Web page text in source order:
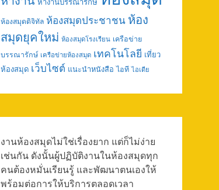
หางานบรรณารักษ์
ห้องสมุดดิจิทัล ห้องสมุดประชาชน ห้อง
สมุดยุคใหม่ ห้องสมุดโรงเรียน เครือข่าย
บรรณารักษ์ เครือข่ายห้องสมุด เทคโนโลยี เที่ยว
ห้องสมุด เว็บไซต์ แนะนำหนังสือ ไอที ไอเดีย
งานห้องสมุดไม่ใช่เรื่องยาก แต่ก็ไม่ง่าย
เช่นกัน ดังนั้นผู้ปฏิบัติงานในห้องสมุดทุก
คนต้องหมั่นเรียนรู้ และพัฒนาตนเองให้
พร้อมต่อการให้บริการตลอดเวลา